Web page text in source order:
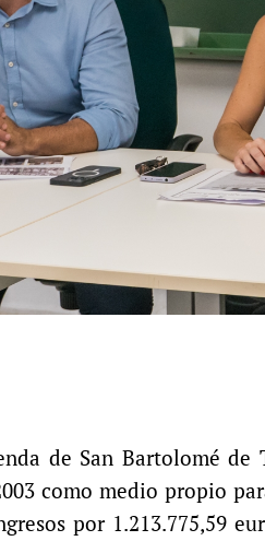
de San Bartolomé de
como medio propio
por 1.213.775,59